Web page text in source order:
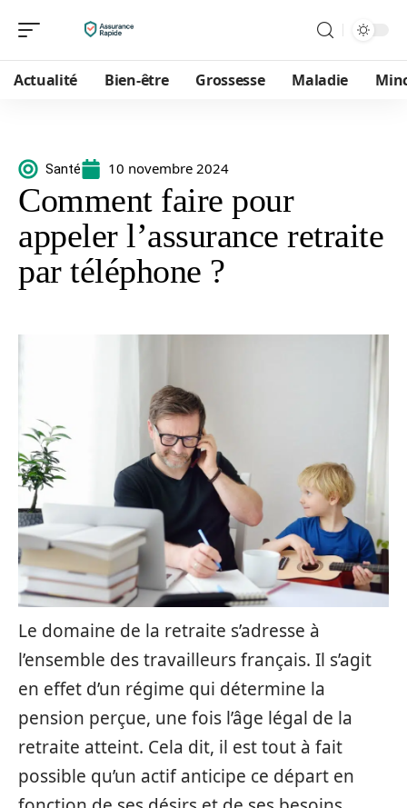
Actualité Bien-être Grossesse Maladie
Santé 10 novembre 2024
Comment faire pour
appeler l’assurance retraite
par téléphone ?
Le domaine de la retraite s’adresse à
l’ensemble des travailleurs français. Il s’agit
en effet d’un régime qui détermine la
pension perçue, une fois l’âge légal de la
retraite atteint. Cela dit, il est tout à fait
possible qu’un actif anticipe ce départ en